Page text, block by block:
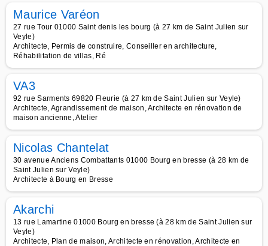
Maurice Varéon
27 rue Tour 01000 Saint denis les bourg (à 27 km de Saint Julien sur
Veyle)
Architecte, Permis de construire, Conseiller en architecture,
Réhabilitation de villas, Ré
VA3
92 rue Sarments 69820 Fleurie (à 27 km de Saint Julien sur Veyle)
Architecte, Agrandissement de maison, Architecte en rénovation de
maison ancienne, Atelier
Nicolas Chantelat
30 avenue Anciens Combattants 01000 Bourg en bresse (à 28 km de
Saint Julien sur Veyle)
Architecte à Bourg en Bresse
Akarchi
13 rue Lamartine 01000 Bourg en bresse (à 28 km de Saint Julien sur
Veyle)
Architecte, Plan de maison, Architecte en rénovation, Architecte en